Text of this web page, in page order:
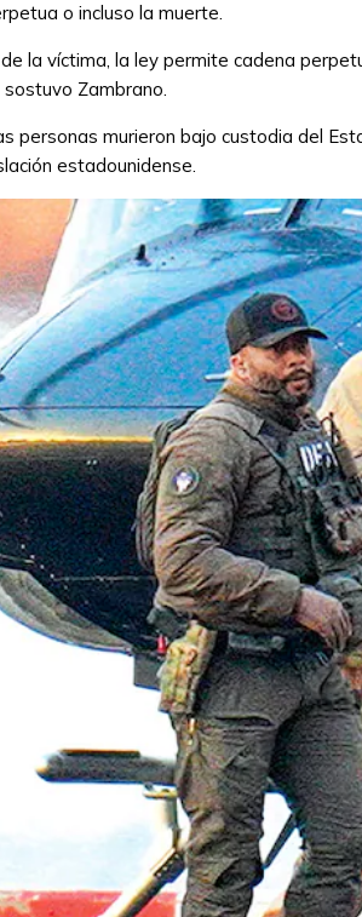
o incluso la muerte.
la víctima, la ley permite cadena
sostuvo Zambrano.
personas murieron bajo custodia del
estadounidense.